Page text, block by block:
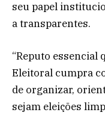
seu papel
a transparentes.
“Reputo
Eleitoral cumpra
de organizar,
sejam eleições